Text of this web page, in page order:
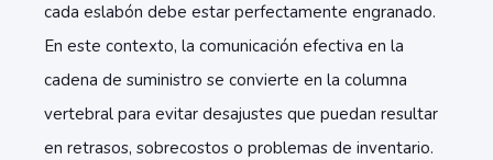
cada eslabón debe estar perfectamente engranado.
En este contexto, la comunicación efectiva en la
cadena de suministro se convierte en la columna
vertebral para evitar desajustes que puedan resultar
en retrasos, sobrecostos o problemas de inventario.